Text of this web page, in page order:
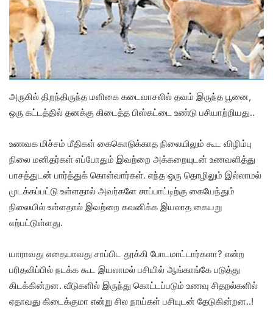
அருகில் திறந்திருந்த மளிகை கடைவாசலில் தவம் இருந்த பூனை,
ஒரு கட்டத்தில் தனக்கு கிடைத்த பிஸ்கட்டை உண்டு பசியாற்றியது..
உணவக மிச்சம் மீதிகள் கைகொடுக்காத நிலையிலும் கூட விழிம்பு
நிலை மனிதர்கள் எப்போதும் இவற்றை அக்கறையுடன் உணவளித்து
பாசத்துடன் பார்த்துக் கொள்வார்கள். எந்த ஒரு தொழிலும் இல்லாமல்
முடக்கப்பட்டு உள்ளதால் அவர்களே சாப்பாட்டிற்கு கையேந்தும்
நிலையில் உள்ளதால் இவற்றை கவனிக்க இயலாத கையறு
எற்பட்டுள்ளது.
யாராவது எதையாவது சாப்பிட தூக்கி போடமாட்டார்களா? என்ற
பரிதவிப்பில் நடக்க கூட இயலாமல் பசியில் ஆங்காங்கே படுத்து
கிடக்கின்றன. வீடுகளில் இருந்து கொட்டப்படும் உணவு சிதறல்களில்
ஏதாவது கிடைக்குமா என்று சில நாய்கள் பசியுடன் தேடுகின்றன..!